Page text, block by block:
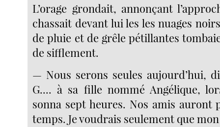
L’orage grondait, annonçant
chassait devant lui les les nuages
de pluie et de grêle pétillantes
de sifflement.
— Nous serons seules aujourd’hui,
G.... à sa fille nommé Angélique,
sonna sept heures. Nos amis auront
temps. Je voudrais seulement que